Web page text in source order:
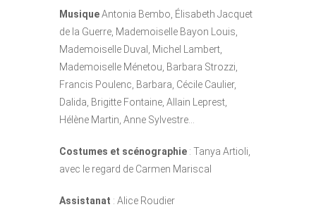
MusiqueAntonia Bembo, Élisabeth Jacquet
de la Guerre, Mademoiselle Bayon Louis,
Mademoiselle Duval, Michel Lambert,
Mademoiselle Ménetou, Barbara Strozzi,
Francis Poulenc, Barbara, Cécile Caulier,
Dalida, Brigitte Fontaine, Allain Leprest,
Hélène Martin, Anne Sylvestre…
Costumes et scénographie : Tanya Artioli,
avec le regard de Carmen Mariscal
Assistanat : Alice Roudier